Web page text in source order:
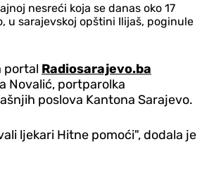
nesreći koja se danas oko 17
u sarajevskoj opštini Ilijaš, poginule
portal Radiosarajevo.ba
Novalić, portparolka
poslova Kantona Sarajevo.
ljekari Hitne pomoći", dodala je